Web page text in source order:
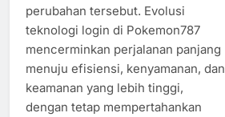
perubahan tersebut. Evolusi
teknologi login di Pokemon787
mencerminkan perjalanan panjang
menuju efisiensi, kenyamanan, dan
keamanan yang lebih tinggi,
dengan tetap mempertahankan